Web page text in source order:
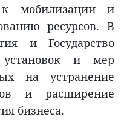
к мобилизации и
ресурсов. В
и Государство
и мер
на устранение
и расширение
бизнеса.